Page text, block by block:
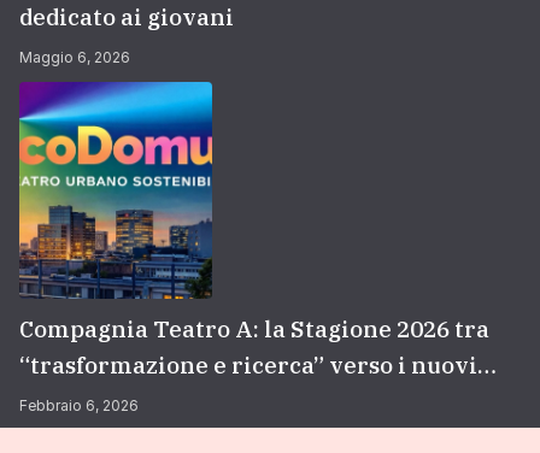
dedicato ai giovani
Maggio 6, 2026
Compagnia Teatro A: la Stagione 2026 tra
“trasformazione e ricerca” verso i nuovi
orizzonti professionali
Febbraio 6, 2026